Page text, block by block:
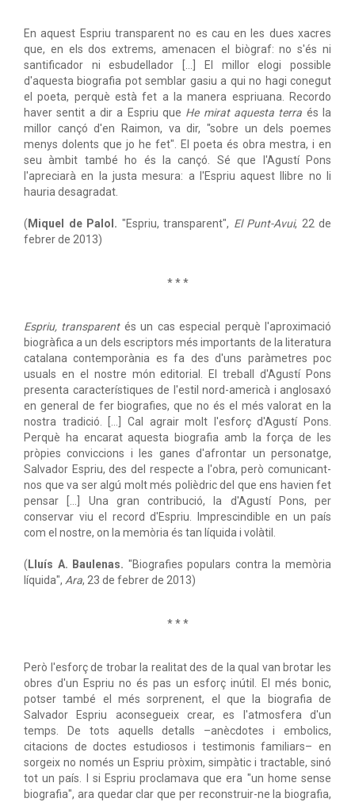
En aquest Espriu transparent no es cau en les dues xacres
que, en els dos extrems, amenacen el biògraf: no s'és ni
santificador ni esbudellador […] El millor elogi possible
d'aquesta biografia pot semblar gasiu a qui no hagi conegut
el poeta, perquè està fet a la manera espriuana. Recordo
haver sentit a dir a Espriu que He mirat aquesta terra és la
millor cançó d'en Raimon, va dir, "sobre un dels poemes
menys dolents que jo he fet". El poeta és obra mestra, i en
seu àmbit també ho és la cançó. Sé que l'Agustí Pons
l'apreciarà en la justa mesura: a l'Espriu aquest llibre no li
hauria desagradat.
( Miquel de Palol. "Espriu, transparent", El Punt-Avui, 22 de
febrer de 2013)
* * *
Espriu, transparentés un cas especial perquè l'aproximació
biogràfica a un dels escriptors més importants de la literatura
catalana contemporània es fa des d'uns paràmetres poc
usuals en el nostre món editorial. El treball d'Agustí Pons
presenta característiques de l'estil nord-americà i anglosaxó
en general de fer biografies, que no és el més valorat en la
nostra tradició. […] Cal agrair molt l'esforç d'Agustí Pons.
Perquè ha encarat aquesta biografia amb la força de les
pròpies conviccions i les ganes d'afrontar un personatge,
Salvador Espriu, des del respecte a l'obra, però comunicant-
nos que va ser algú molt més polièdric del que ens havien fet
pensar […] Una gran contribució, la d'Agustí Pons, per
conservar viu el record d'Espriu. Imprescindible en un país
com el nostre, on la memòria és tan líquida i volàtil.
( Lluís A. Baulenas. "Biografies populars contra la memòria
líquida", Ara, 23 de febrer de 2013)
* * *
Però l'esforç de trobar la realitat des de la qual van brotar les
obres d'un Espriu no és pas un esforç inútil. El més bonic,
potser també el més sorprenent, el que la biografia de
Salvador Espriu aconsegueix crear, es l'atmosfera d'un
temps. De tots aquells detalls –anècdotes i embolics,
citacions de doctes estudiosos i testimonis familiars– en
sorgeix no només un Espriu pròxim, simpàtic i tractable, sinó
tot un país. I si Espriu proclamava que era "un home sense
biografia", ara quedar clar que per reconstruir-ne la biografia,